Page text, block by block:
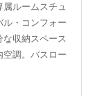
ルームスチュ
ル・コンフォー
な収納スペース
調。バスロー